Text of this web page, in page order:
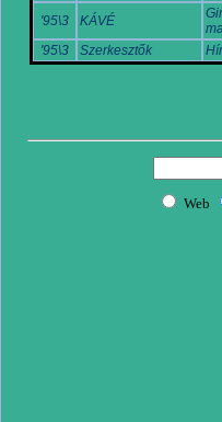
'95\3
KÁVÉ
'95\3
Szerkesztők